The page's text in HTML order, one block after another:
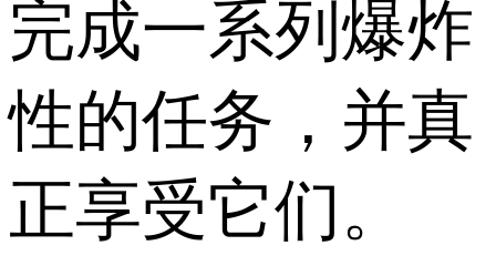
完成一系列爆炸
性的任务，并真
正享受它们。